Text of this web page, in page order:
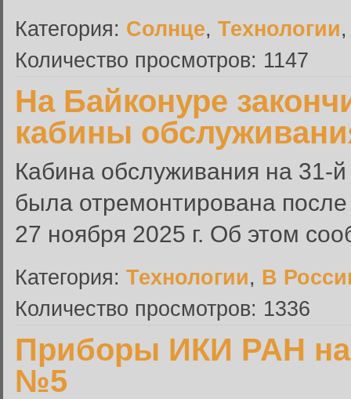
Категория: Солнце, Технологии
Количество просмотров: 1147
На Байконуре
кабины
Кабина обслуживания на 31-
была отремонтирована
27 ноября 2025 г. Об этом
Категория: Технологии, В
Количество просмотров: 1336
Приборы ИКИ РАН
№5